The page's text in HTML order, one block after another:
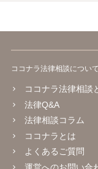
ココナラ法律相談について
ココナラ法律相談
法律Q&A
法律相談コラム
ココナラとは
よくあるご質問